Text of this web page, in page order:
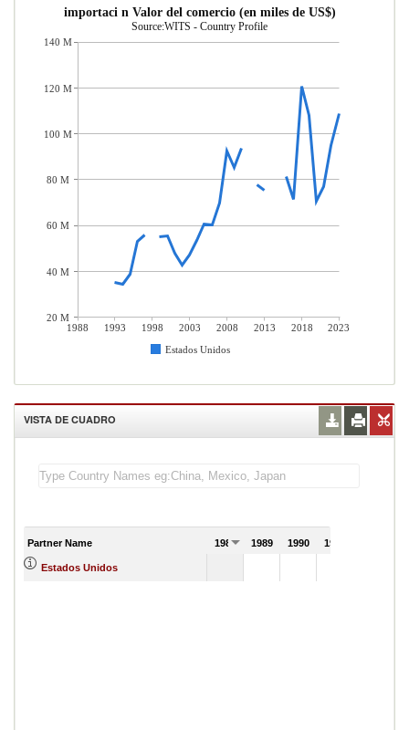
importaci n Valor del comercio (en miles de US$)
Source:WITS - Country Profile
1988 1993 1998 2003 2008 2013 2018
2023
Estados Unidos
140 M
120 M
100 M
80 M
60 M
40 M
20 M
VISTA DE CUADRO
Partner Name 1988 1989 1990 1991
Estados Unidos